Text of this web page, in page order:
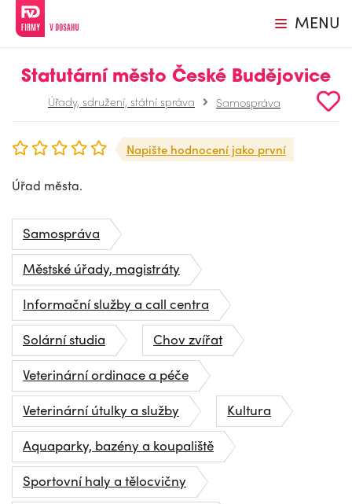
MENU
Statutární město České Budějovice
Úřady, sdružení, státní správa Samospráva
Napište hodnocení jako první
Úřad města.
Samospráva
Městské úřady, magistráty
Informační služby a call centra
Solární studia
Chov zvířat
Veterinární ordinace a péče
Veterinární útulky a služby
Kultura
Aquaparky, bazény a koupaliště
Sportovní haly a tělocvičny